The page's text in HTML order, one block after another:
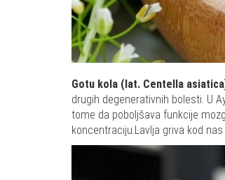
Gotu kola (lat. Centella
drugih degenerativnih bolesti. U
tome da poboljšava funkcije
koncentraciju.Lavlja griva kod